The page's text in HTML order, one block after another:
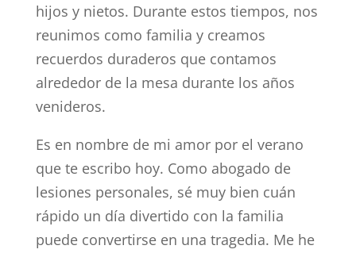
hijos y nietos. Durante estos tiempos, nos
reunimos como familia y creamos
recuerdos duraderos que contamos
alrededor de la mesa durante los años
venideros.
Es en nombre de mi amor por el verano
que te escribo hoy. Como abogado de
lesiones personales, sé muy bien cuán
rápido un día divertido con la familia
puede convertirse en una tragedia. Me he